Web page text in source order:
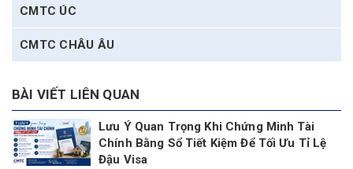
CMTC ÚC
CMTC CHÂU ÂU
BÀI VIẾT LIÊN QUAN
Lưu Ý Quan Trọng Khi Chứng Minh Tài
Chính Bằng Sổ Tiết Kiệm Để Tối Ưu Tỉ Lệ
Đậu Visa